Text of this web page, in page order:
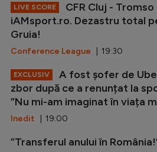
LIVE SCORE
CFR Cluj -
iAMsport.ro. Dezastru total
Gruia!
Conference League | 19:30
EXCLUSIV
A fost șofer de
zbor după ce a renunțat la
”Nu mi-am imaginat în viața
Inedit | 19:00
”Transferul anului în